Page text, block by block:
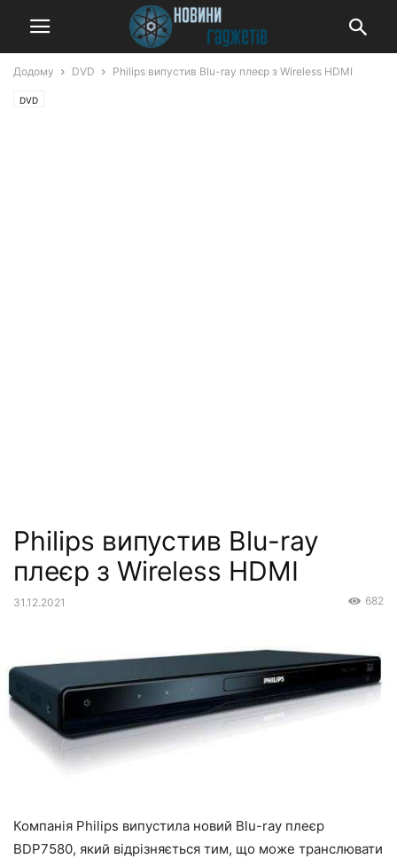
Додому DVD Philips випустив Blu-ray плеєр з Wireless HDMI
DVD
Philips випустив Blu-ray
плеєр з Wireless HDMI
31.12.2021 682
Компанія Philips випустила новий Blu-ray плеєр
BDP7580, який відрізняється тим, що може транслювати